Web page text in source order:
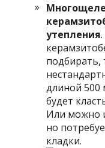
утепления
подбирать,
длиной
будет
Или можно
но
кладки.